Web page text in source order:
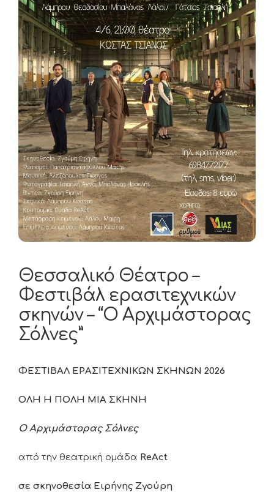
Θεσσαλικό Θέατρο –
Φεστιβάλ ερασιτεχνικών
σκηνών – “O Αρχιμάστορας
Σόλνες”
ΦΕΣΤΙΒΑΛ ΕΡΑΣΙΤΕΧΝΙΚΩΝ ΣΚΗΝΩΝ 2026
ΟΛΗ Η ΠΟΛΗ ΜΙΑ ΣΚΗΝΗ
O Αρχιμάστορας Σόλνες
από την θεατρική ομάδα ReAct
σε σκηνοθεσία Ειρήνης Ζγούρη